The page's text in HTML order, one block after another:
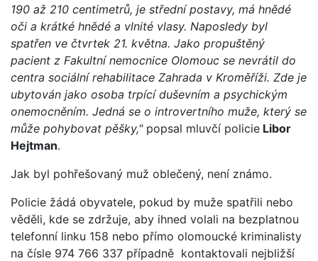
190 až 210 centimetrů, je střední postavy, má hnědé
oči a krátké hnědé a vlnité vlasy. Naposledy byl
spatřen ve čtvrtek 21. května. Jako propuštěný
pacient z Fakultní nemocnice Olomouc se nevrátil do
centra sociální rehabilitace Zahrada v Kroměříži. Zde je
ubytován jako osoba trpící duševním a psychickým
onemocněním. Jedná se o introvertního muže, který se
může pohybovat pěšky,"popsal mluvčí policie Libor
Hejtman.
Jak byl pohřešovaný muž oblečený, není známo.
Policie žádá obyvatele, pokud by muže spatřili nebo
věděli, kde se zdržuje, aby ihned volali na bezplatnou
telefonní linku 158 nebo přímo olomoucké kriminalisty
na čísle 974 766 337 případně kontaktovali nejbližší